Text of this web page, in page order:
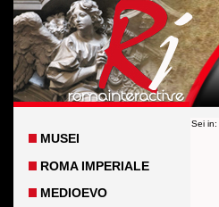
MUSEI
ROMA IMPERIALE
MEDIOEVO
Sei in: